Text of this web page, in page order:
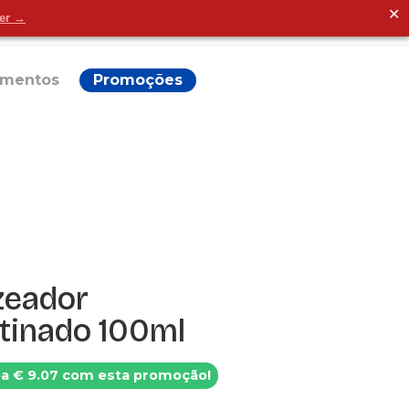
→ ✕
Promoções
100ml
€ 9.07 com esta promoção!